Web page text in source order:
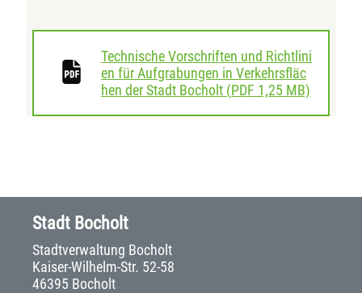
Technische Vorschriften und Richtlini
en für Aufgrabungen in Verkehrsfläc
hen der Stadt Bocholt (PDF 1,25 MB)
Stadt Bocholt
Stadtverwaltung Bocholt
Kaiser-Wilhelm-Str. 52-58
46395 Bocholt